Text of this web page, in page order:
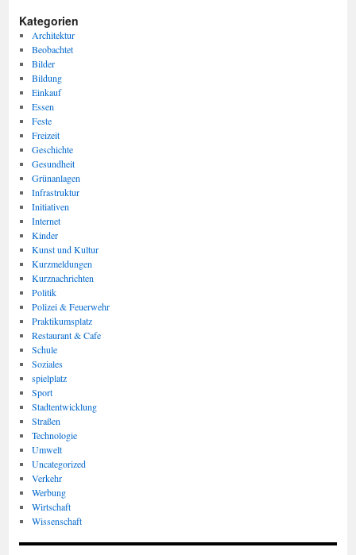
Kategorien
Architektur
Beobachtet
Bilder
Bildung
Einkauf
Essen
Feste
Freizeit
Geschichte
Gesundheit
Grünanlagen
Infrastruktur
Initiativen
Internet
Kinder
Kunst und Kultur
Kurzmeldungen
Kurznachrichten
Politik
Polizei & Feuerwehr
Praktikumsplatz
Restaurant & Cafe
Schule
Soziales
spielplatz
Sport
Stadtentwicklung
Straßen
Technologie
Umwelt
Uncategorized
Verkehr
Werbung
Wirtschaft
Wissenschaft